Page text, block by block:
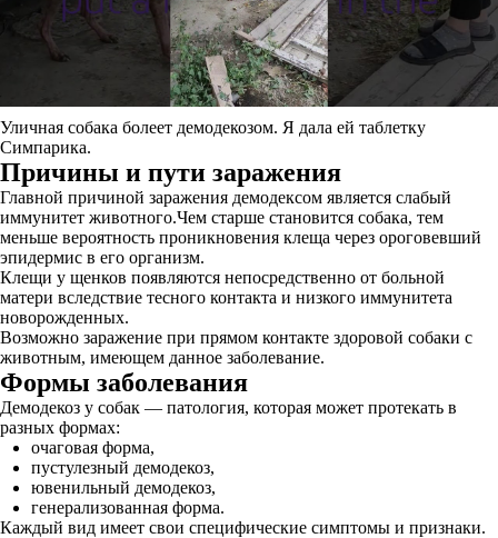
Уличная собака болеет демодекозом. Я дала ей таблетку
Симпарика.
Причины и пути заражения
Главной причиной заражения демодексом является слабый
иммунитет животного.Чем старше становится собака, тем
меньше вероятность проникновения клеща через ороговевший
эпидермис в его организм.
Клещи у щенков появляются непосредственно от больной
матери вследствие тесного контакта и низкого иммунитета
новорожденных.
Возможно заражение при прямом контакте здоровой собаки с
животным, имеющем данное заболевание.
Формы заболевания
Демодекоз у собак — патология, которая может протекать в
разных формах:
очаговая форма,
пустулезный демодекоз,
ювенильный демодекоз,
генерализованная форма.
Каждый вид имеет свои специфические симптомы и признаки.